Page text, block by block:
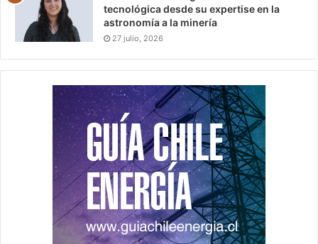
tecnológica desde su expertise en la
astronomía a la minería
27 julio, 2026